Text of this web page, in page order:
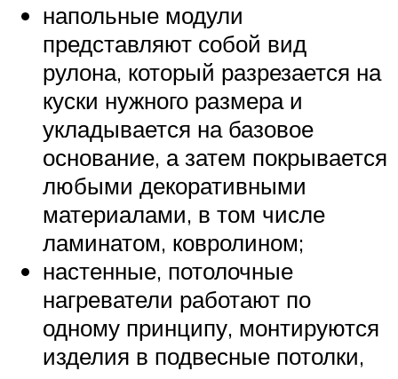
напольные модули
представляют собой вид
рулона, который разрезается на
куски нужного размера и
укладывается на базовое
основание, а затем покрывается
любыми декоративными
материалами, в том числе
ламинатом, ковролином;
настенные, потолочные
нагреватели работают по
одному принципу, монтируются
изделия в подвесные потолки,